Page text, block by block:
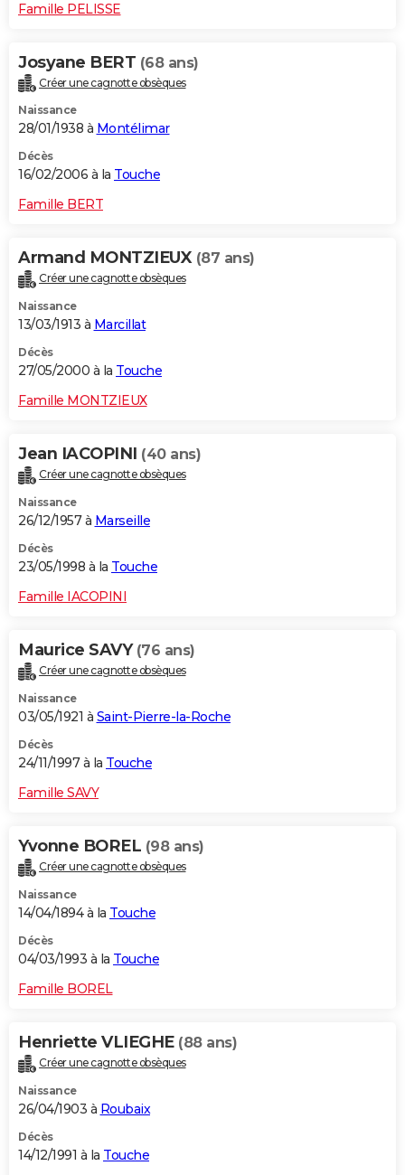
Famille PELISSE
Josyane BERT (68 ans)
Créer une cagnotte obsèques
Naissance
28/01/1938 à Montélimar
Décès
16/02/2006 à la Touche
Famille BERT
Armand MONTZIEUX (87 ans)
Créer une cagnotte obsèques
Naissance
13/03/1913 à Marcillat
Décès
27/05/2000 à la Touche
Famille MONTZIEUX
Jean IACOPINI (40 ans)
Créer une cagnotte obsèques
Naissance
26/12/1957 à Marseille
Décès
23/05/1998 à la Touche
Famille IACOPINI
Maurice SAVY (76 ans)
Créer une cagnotte obsèques
Naissance
03/05/1921 à Saint-Pierre-la-Roche
Décès
24/11/1997 à la Touche
Famille SAVY
Yvonne BOREL (98 ans)
Créer une cagnotte obsèques
Naissance
14/04/1894 à la Touche
Décès
04/03/1993 à la Touche
Famille BOREL
Henriette VLIEGHE (88 ans)
Créer une cagnotte obsèques
Naissance
26/04/1903 à Roubaix
Décès
14/12/1991 à la Touche